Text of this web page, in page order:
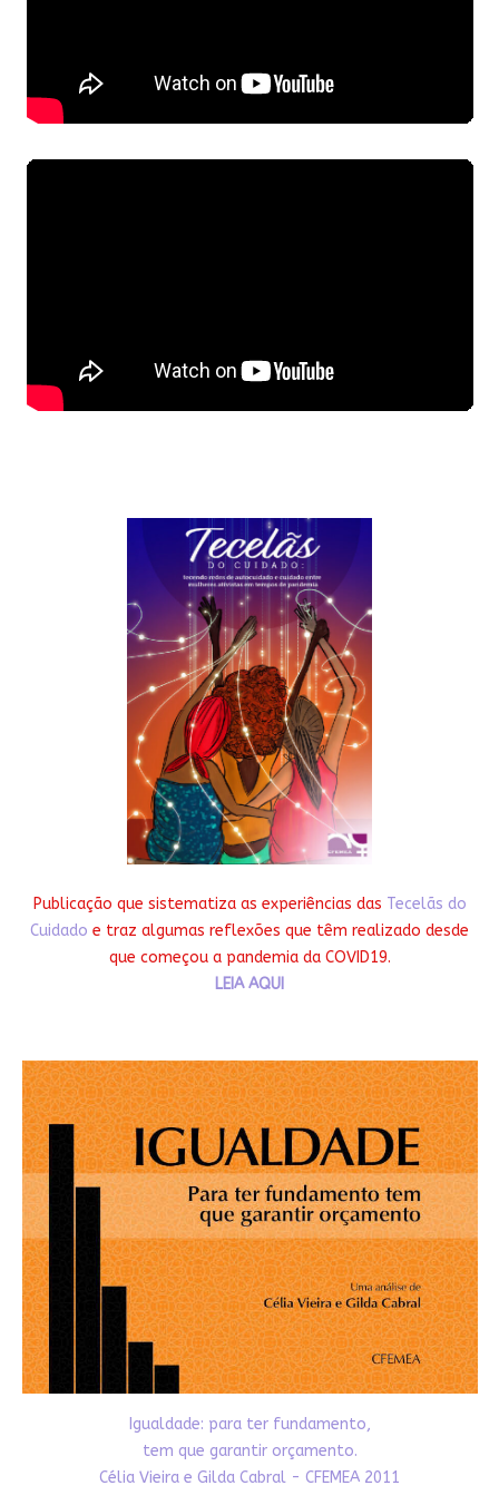
Publicação que sistematiza as experiências das Tecelãs do
Cuidado e traz algumas reflexões que têm realizado desde
que começou a pandemia da COVID19.
LEIA AQUI
Igualdade: para ter fundamento,
tem que garantir orçamento.
Célia Vieira e Gilda Cabral - CFEMEA 2011